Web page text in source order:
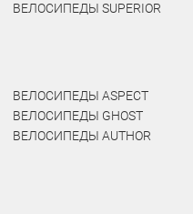
ВЕЛОСИПЕДЫ SUPERIOR
ВЕЛОСИПЕДЫ ASPECT
ВЕЛОСИПЕДЫ GHOST
ВЕЛОСИПЕДЫ AUTHOR